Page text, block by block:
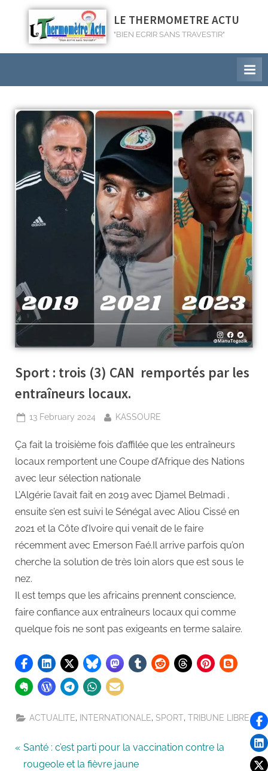
LE THERMOMETRE ACTU
"BIEN ECRIR SANS TRAVESTIR"
Sport : trois (3) CAN remportés par les
entraîneurs locaux.
13 February 2024 KASSOURE
Ça fait la troisième fois d’affilée que les entraîneurs
locaux remportent une Coupe d’Afrique des Nations
avec leur sélection nationale
L’Algérie l’avait fait en 2019 avec Djamel Belmadi ,
ensuite s’en est suivi le Sénégal avec Aliou Cissé en
2021 et la Côte d’Ivoire qui venait de le faire
récemment avec Emerson Faé.Il arrive parfois qu’on
cherche la solution de très loin alors que est sous le
nez.
Il est temps que les africains prennent conscience,
faire confiance aux entraîneurs locaux qui comme
quelque fois ne sont pas exigeants en terme salaire.
ACTUALITE, INTERNATIONALE,SPORT,TRIBUNE LIBRE
Santé : c’est parti pour la vaccination contre la
rougeole et la fièvre jaune